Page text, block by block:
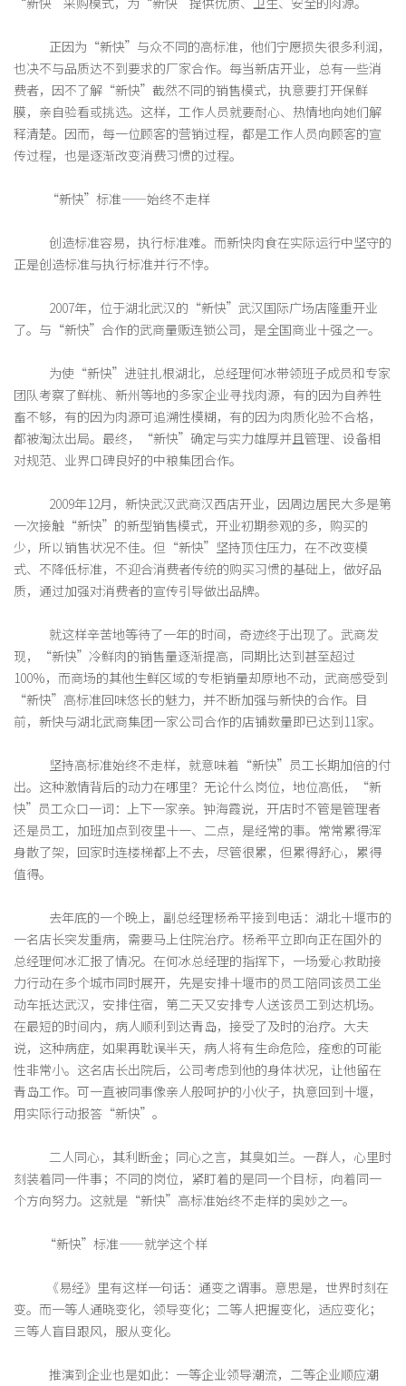
正因为“新快”与众不同的高标准，他们宁愿损失很多利润，
也决不与品质达不到要求的厂家合作。每当新店开业，总有一些消
费者，因不了解“新快”截然不同的销售模式，执意要打开保鲜
膜，亲自验看或挑选。这样，工作人员就要耐心、热情地向她们解
释清楚。因而，每一位顾客的营销过程，都是工作人员向顾客的宣
传过程，也是逐渐改变消费习惯的过程。
“新快”标准——始终不走样
创造标准容易，执行标准难。而新快肉食在实际运行中坚守的
正是创造标准与执行标准并行不悖。
2007年，位于湖北武汉的“新快”武汉国际广场店隆重开业
了。与“新快”合作的武商量贩连锁公司，是全国商业十强之一。
为使“新快”进驻扎根湖北，总经理何冰带领班子成员和专家
团队考察了鲜桃、新州等地的多家企业寻找肉源，有的因为自养牲
畜不够，有的因为肉源可追溯性模糊，有的因为肉质化验不合格，
都被淘汰出局。最终，“新快”确定与实力雄厚并且管理、设备相
对规范、业界口碑良好的中粮集团合作。
2009年12月，新快武汉武商汉西店开业，因周边居民大多是第
一次接触“新快”的新型销售模式，开业初期参观的多，购买的
少，所以销售状况不佳。但“新快”坚持顶住压力，在不改变模
式、不降低标准，不迎合消费者传统的购买习惯的基础上，做好品
质，通过加强对消费者的宣传引导做出品牌。
就这样辛苦地等待了一年的时间，奇迹终于出现了。武商发
现，“新快”冷鲜肉的销售量逐渐提高，同期比达到甚至超过
100%，而商场的其他生鲜区域的专柜销量却原地不动，武商感受到
“新快”高标准回味悠长的魅力，并不断加强与新快的合作。目
前，新快与湖北武商集团一家公司合作的店铺数量即已达到11家。
坚持高标准始终不走样，就意味着“新快”员工长期加倍的付
出。这种激情背后的动力在哪里？无论什么岗位，地位高低，“新
快”员工众口一词：上下一家亲。钟海霞说，开店时不管是管理者
还是员工，加班加点到夜里十一、二点，是经常的事。常常累得浑
身散了架，回家时连楼梯都上不去，尽管很累，但累得舒心，累得
值得。
去年底的一个晚上，副总经理杨希平接到电话：湖北十堰市的
一名店长突发重病，需要马上住院治疗。杨希平立即向正在国外的
总经理何冰汇报了情况。在何冰总经理的指挥下，一场爱心救助接
力行动在多个城市同时展开，先是安排十堰市的员工陪同该员工坐
动车抵达武汉，安排住宿，第二天又安排专人送该员工到达机场。
在最短的时间内，病人顺利到达青岛，接受了及时的治疗。大夫
说，这种病症，如果再耽误半天，病人将有生命危险，痊愈的可能
性非常小。这名店长出院后，公司考虑到他的身体状况，让他留在
青岛工作。可一直被同事像亲人般呵护的小伙子，执意回到十堰，
用实际行动报答“新快”。
二人同心，其利断金；同心之言，其臭如兰。一群人，心里时
刻装着同一件事；不同的岗位，紧盯着的是同一个目标，向着同一
个方向努力。这就是“新快”高标准始终不走样的奥妙之一。
“新快”标准——就学这个样
《易经》里有这样一句话：通变之谓事。意思是，世界时刻在
变。而一等人通晓变化，领导变化；二等人把握变化，适应变化；
三等人盲目跟风，服从变化。
推演到企业也是如此：一等企业领导潮流，二等企业顺应潮